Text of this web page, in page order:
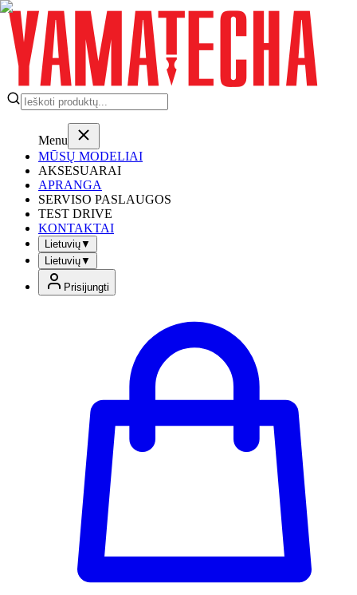
Menu
MŪSŲ MODELIAI
AKSESUARAI
APRANGA
SERVISO PASLAUGOS
TEST DRIVE
KONTAKTAI
Lietuvių▼
Lietuvių▼
Prisijungti